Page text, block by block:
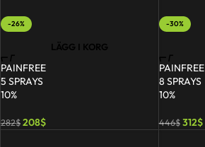
-26%
LÄGG I KORG
PAINFREE
5 SPRAYS
10%
282$208$
-30%
PAINFREE
8 SPRAYS
10%
446$ 312$